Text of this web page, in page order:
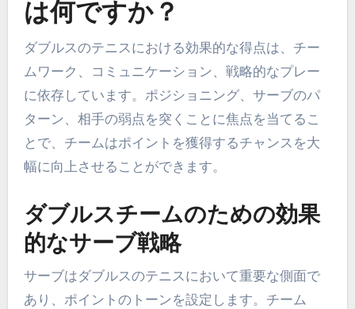
は何ですか？
ダブルスのテニスにおける効果的な得点は、チー
ムワーク、コミュニケーション、戦略的なプレー
に依存しています。ポジショニング、サーブのパ
ターン、相手の弱点を突くことに焦点を当てるこ
とで、チームはポイントを獲得するチャンスを大
幅に向上させることができます。
ダブルスチームのための効果
的なサーブ戦略
サーブはダブルスのテニスにおいて重要な側面で
あり、ポイントのトーンを設定します。チーム